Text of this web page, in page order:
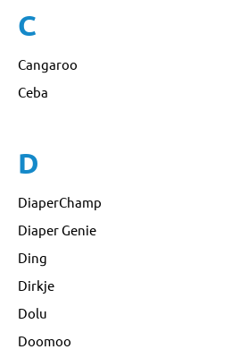
C
Cangaroo
Ceba
D
DiaperChamp
Diaper Genie
Ding
Dirkje
Dolu
Doomoo